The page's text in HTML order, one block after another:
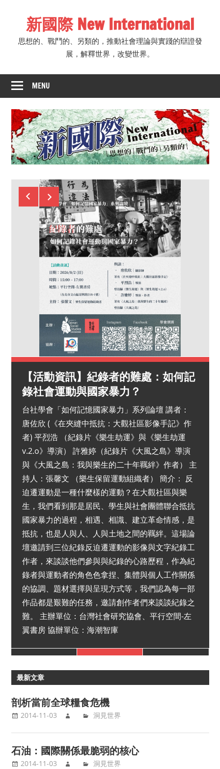
新國際 New International
思想的、戰鬥的、另類的，推動社會理論與實踐的辯證發
展，解釋世界，改變世界。
MENU
【活動資訊】紀錄者的難處：如何記
錄社會運動與國家暴力？
台社學會「如何記憶國家暴力」系列論壇 講者：
唐佐欣 (《在夾縫中抵抗：大觀社區影像手記》作
者) 平烈浩 （紀錄片《樂生劫運》與《樂生劫運
v.2.o》導演） 許雅婷（紀錄片《大風之島》導演
與《大風之島：我與樂生的二十年羈絆》作者） 主
持人：張馨文 （樂生保留運動組織者） 簡介： 反
迫遷運動是一種什麼樣的運動？在大觀社區與樂
生，我們看到那是居民、學生與社會團體聯合抵抗
國家暴力的過程，相遇、相識、建立革命情感，是
抵抗，也是人與人、人與土地之間的羈絆。這場論
壇邀請到三位紀錄反迫遷運動的影像與文字紀錄工
作者，來談談他們參與與紀錄的心路歷程，作為紀
錄者與運動者的角色色拿捏、集體與個人工作關係
的協調、題材選擇與呈現方式等，我們認為每一部
作品都是艱難的任務，邀請創作者們來談談紀錄之
難。 主辦單位：台灣社會研究協會、平行空間-左
翼書房 協辦單位：海潮智庫
最新文章
剖析當前全球糧食危機
2014-11-03 洞見世界
石油：國際關係最脆弱的核心
2014-11-03 洞見世界